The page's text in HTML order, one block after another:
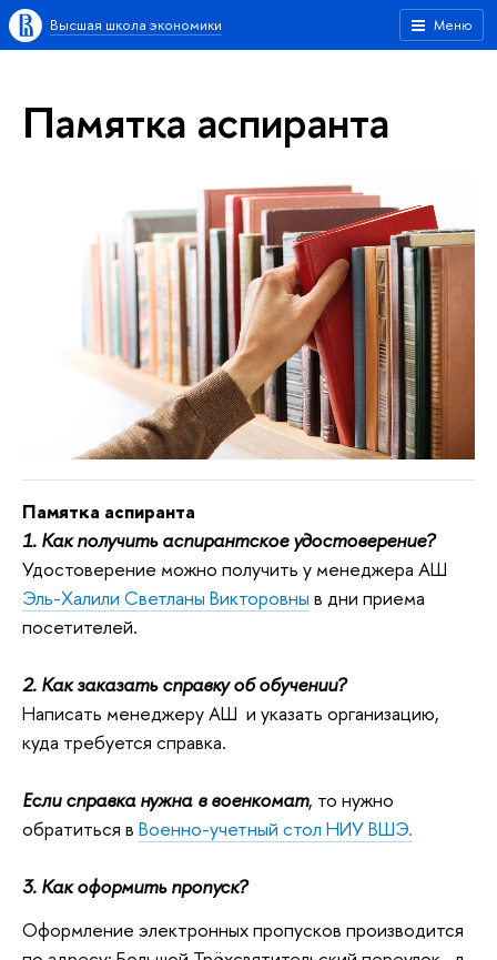
Меню
Высшая школа экономики
Памятка аспиранта
Памятка аспиранта
1. Как получить аспирантское удостоверение?
Удостоверение можно получить у менеджера АШ
Эль-Халили Светланы Викторовны в дни приема
посетителей.
2. Как заказать справку об обучении?
Написать менеджеру АШ и указать организацию,
куда требуется справка.
Если справка нужна в военкомат, то нужно
обратиться в Военно-учетный стол НИУ ВШЭ.
3. Как оформить пропуск?
Оформление электронных пропусков производится